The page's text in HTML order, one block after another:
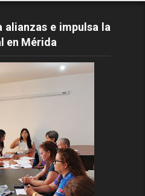
e impulsa la
en Mérida